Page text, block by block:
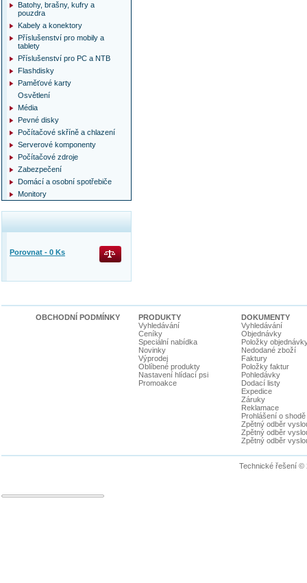
Batohy, brašny, kufry a
pouzdra
Kabely a konektory
Příslušenství pro mobily a
tablety
Příslušenství pro PC a NTB
Flashdisky
Paměťové karty
Osvětlení
Média
Pevné disky
Počítačové skříně a chlazení
Serverové komponenty
Počítačové zdroje
Zabezpečení
Domácí a osobní spotřebiče
Monitory
Porovnat - 0 Ks
OBCHODNÍ PODMÍNKY
PRODUKTY
Vyhledávání
Ceníky
Speciální nabídka
Novinky
Výprodej
Oblíbené produkty
Nastavení hlídací psi
Promoakce
DOKUMENTY
Vyhledávání
Objednávky
Položky
Nedodané zboží
Faktury
Položky faktur
Pohledávky
Dodací listy
Expedice
Záruky
Reklamace
Prohlášení o shodě
Zpětný odběr
Zpětný odběr
Zpětný odběr
Technické řešení ©